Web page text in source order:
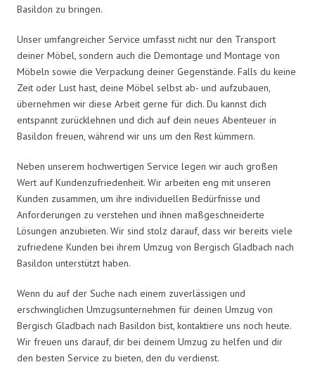
Basildon zu bringen.
Unser umfangreicher Service umfasst nicht nur den Transport
deiner Möbel, sondern auch die Demontage und Montage von
Möbeln sowie die Verpackung deiner Gegenstände. Falls du keine
Zeit oder Lust hast, deine Möbel selbst ab- und aufzubauen,
übernehmen wir diese Arbeit gerne für dich. Du kannst dich
entspannt zurücklehnen und dich auf dein neues Abenteuer in
Basildon freuen, während wir uns um den Rest kümmern.
Neben unserem hochwertigen Service legen wir auch großen
Wert auf Kundenzufriedenheit. Wir arbeiten eng mit unseren
Kunden zusammen, um ihre individuellen Bedürfnisse und
Anforderungen zu verstehen und ihnen maßgeschneiderte
Lösungen anzubieten. Wir sind stolz darauf, dass wir bereits viele
zufriedene Kunden bei ihrem Umzug von Bergisch Gladbach nach
Basildon unterstützt haben.
Wenn du auf der Suche nach einem zuverlässigen und
erschwinglichen Umzugsunternehmen für deinen Umzug von
Bergisch Gladbach nach Basildon bist, kontaktiere uns noch heute.
Wir freuen uns darauf, dir bei deinem Umzug zu helfen und dir
den besten Service zu bieten, den du verdienst.